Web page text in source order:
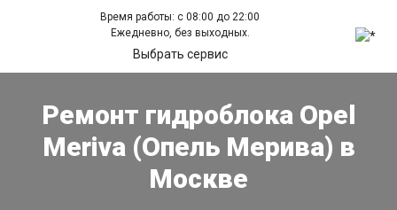
Время работы: с 08:00 до 22:00
Ежедневно, без выходных.
Выбрать сервис
Ремонт гидроблока Opel
Meriva (Опель Мерива) в
Москве